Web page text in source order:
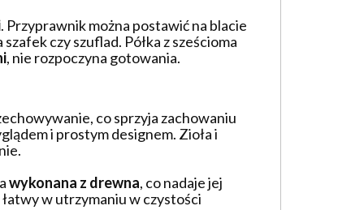
. Przyprawnik można postawić na blacie
czy szuflad. Półka z sześcioma
, nie rozpoczyna gotowania.
co sprzyja zachowaniu
i prostym designem. Zioła i
wykonana z drewna, co nadaje jej
w utrzymaniu w czystości